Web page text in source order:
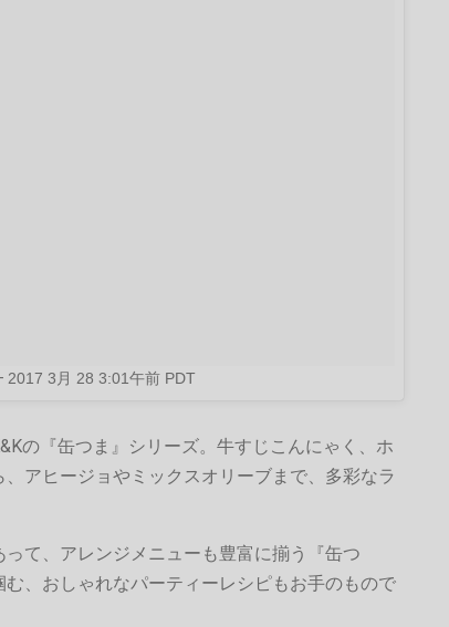
2017 3月 28 3:01午前 PDT
の『缶つま』シリーズ。牛すじこんにゃく、ホ
アヒージョやミックスオリーブまで、多彩なラ
て、アレンジメニューも豊富に揃う『缶つ
、おしゃれなパーティーレシピもお手のもので